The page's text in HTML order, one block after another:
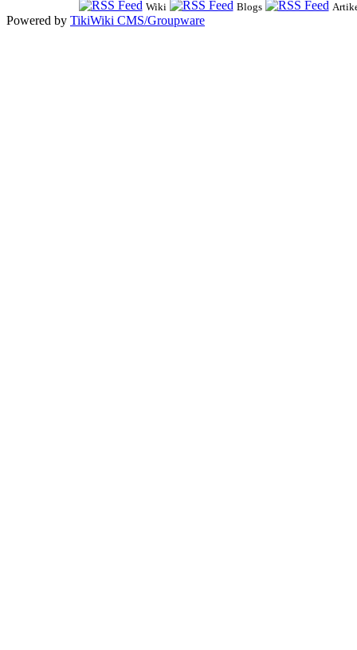
Wiki Blogs
Powered by TikiWiki CMS/Groupware